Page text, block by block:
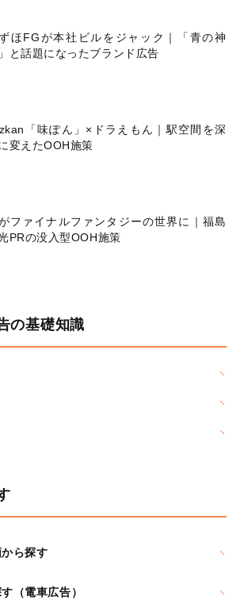
ほFGが本社ビルをジャック｜「青の神
と話題になったブランド広告
「味ぽん」×ドラえもん｜駅空間を深
変えたOOH施策
ファイナルファンタジーの世界に｜福島
PRの没入型OOH施策
の基礎知識
ら探す
（電車広告）